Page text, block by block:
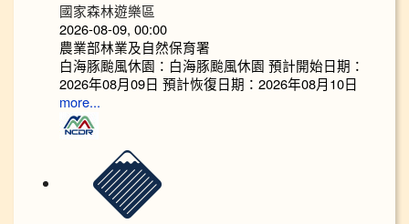
國家森林遊樂區
2026-08-09, 00:00
農業部林業及自然保育署
白海豚颱風休園：白海豚颱風休園 預計開始日期：
2026年08月09日 預計恢復日期：2026年08月10日
more...